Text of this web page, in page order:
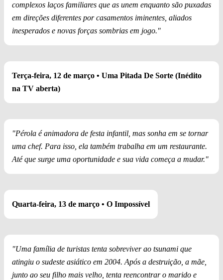
complexos laços familiares que as unem enquanto são puxadas
em direções diferentes por casamentos iminentes, aliados
inesperados e novas forças sombrias em jogo."
Terça-feira, 12 de março • Uma Pitada De Sorte (Inédito
na TV aberta)
"Pérola é animadora de festa infantil, mas sonha em se tornar
uma chef. Para isso, ela também trabalha em um restaurante.
Até que surge uma oportunidade e sua vida começa a mudar."
Quarta-feira, 13 de março • O Impossível
"Uma família de turistas tenta sobreviver ao tsunami que
atingiu o sudeste asiático em 2004. Após a destruição, a mãe,
junto ao seu filho mais velho, tenta reencontrar o marido e